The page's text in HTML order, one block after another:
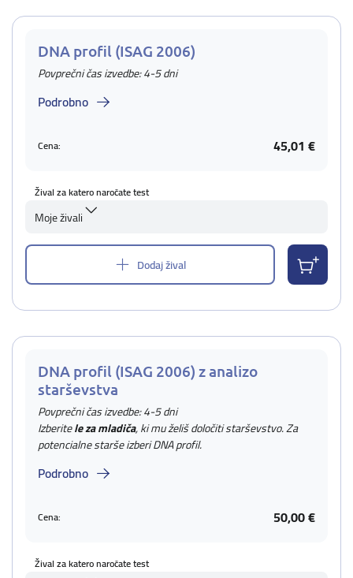
DNA profil (ISAG 2006)
Povprečni čas izvedbe: 4-5 dni
Podrobno
Cena: 45,01 €
Žival za katero naročate test
Moje živali
Dodaj žival
DNA profil (ISAG 2006) z analizo
starševstva
Povprečni čas izvedbe: 4-5 dni
Izberitele za mladiča, ki mu želiš določiti starševstvo. Za
potencialne starše izberi DNA profil.
Podrobno
Cena: 50,00 €
Žival za katero naročate test